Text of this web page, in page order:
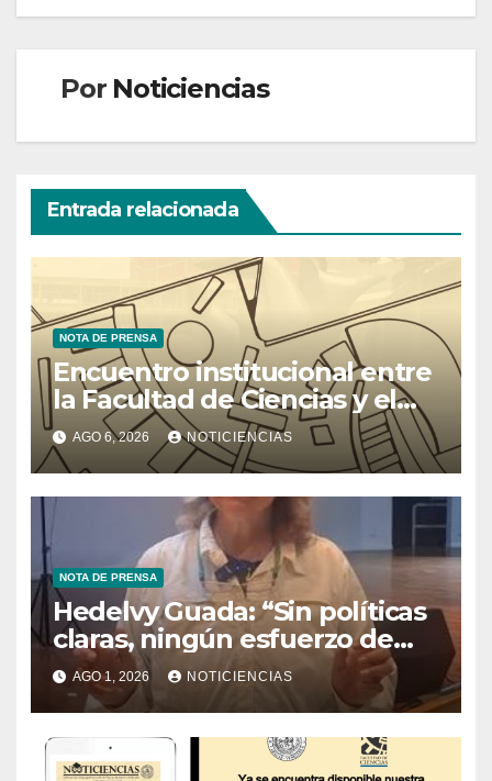
Por Noticiencias
Entrada relacionada
NOTA DE PRENSA
Encuentro institucional entre
la Facultad de Ciencias y el
Ministerio de Ciencia y
Tecnología
AGO 6, 2026 NOTICIENCIAS
NOTA DE PRENSA
Hedelvy Guada: “Sin políticas
claras, ningún esfuerzo de
conservación rendirá frutos”
AGO 1, 2026 NOTICIENCIAS